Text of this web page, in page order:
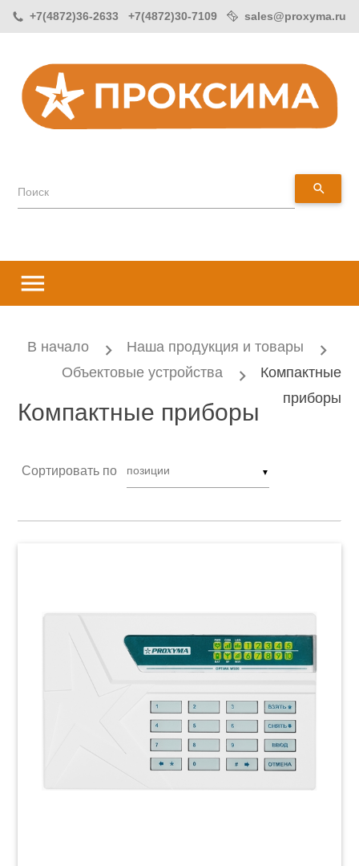
+7(4872)36-2633 +7(4872)30-7109 sales@proxyma.ru
Поиск search
menu
В начало
Наша продукция и товары
Объектовые устройства
Компактные
приборы
Компактные приборы
Сортировать по ▼